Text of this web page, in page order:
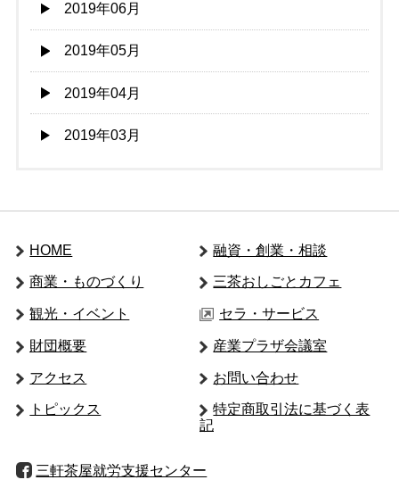
2019年06月
2019年05月
2019年04月
2019年03月
HOME 融資・創業・相談
商業・ものづくり 三茶おしごとカフェ
観光・イベント セラ・サービス
財団概要 産業プラザ会議室
アクセス お問い合わせ
トピックス
特定商取引法に基づく表
記
三軒茶屋就労支援センター